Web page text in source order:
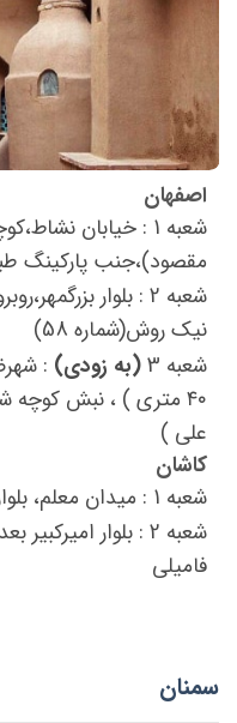
اصفهان
شعبه 1 : خیابان
مقصود)،جنب پارکینگ
شعبه 2 : بلوار
نیک روش(شماره 58)
شعبه 3
(به زودی) :
علی )
کاشان
شعبه 1 : میدان معلم، بلوار مفتح، جنب راهنمایی و رانندگی
شعبه 2 : بلوار
فامیلی
سمنان